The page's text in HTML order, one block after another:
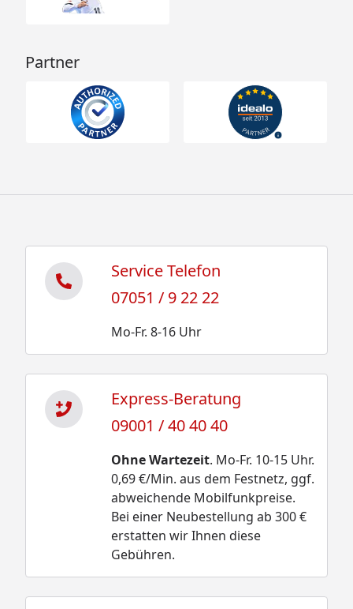
Partner
Service Telefon
07051 / 9 22 22
Mo-Fr. 8-16 Uhr
Express-Beratung
09001 / 40 40 40
Ohne Wartezeit. Mo-Fr. 10-15 Uhr.
0,69 €/Min. aus dem Festnetz, ggf.
abweichende Mobilfunkpreise.
Bei einer Neubestellung ab 300 €
erstatten wir Ihnen diese
Gebühren.